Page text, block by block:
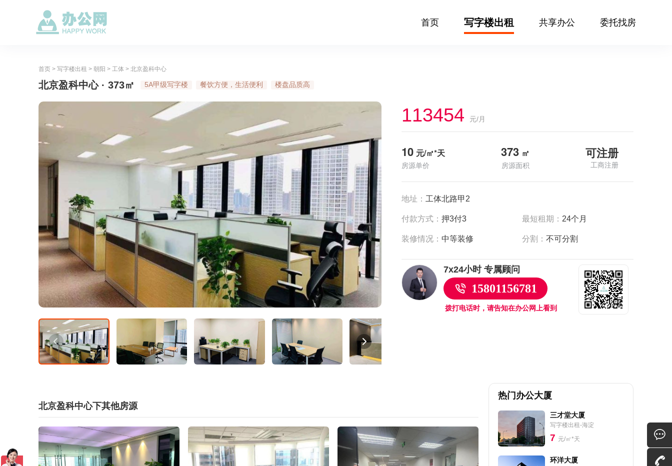
首页 写字楼出租 共享办公 委托找房
首页 > 写字楼出租 > 朝阳 > 工体 > 北京盈科中心
北京盈科中心 · 373㎡ 5A甲级写字楼 餐饮方便，生活便利 楼盘品质高
113454 元/月
10 元/㎡*天
房源单价
373 ㎡
房源面积
可注册
工商注册
地址： 工体北路甲2
付款方式： 押3付3 最短租期： 24个月
装修情况： 中等装修 分割：不可分割
7x24小时 专属顾问
15801156781
拨打电话时，请告知在办公网上看到
北京盈科中心下其他房源
热门办公大厦
三才堂大厦
写字楼出租-海淀
7 元/㎡*天
环洋大厦